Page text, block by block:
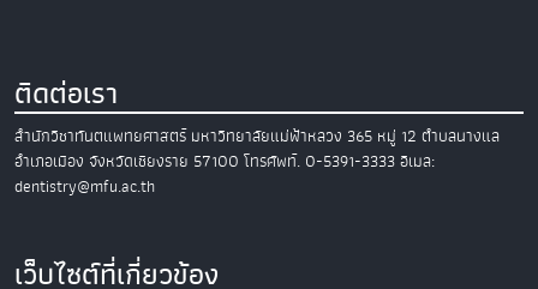
ติดต่อเรา
สำนักวิชาทันตแพทยศาสตร์ มหาวิทยาลัยแม่ฟ้าหลวง 365 หมู่ 12 ตำบลนางแล
อำเภอเมือง จังหวัดเชียงราย 57100 โทรศัพท์. 0-5391-3333อีเมล:
dentistry@mfu.ac.th
เว็บไซต์ที่เกี่ยวข้อง